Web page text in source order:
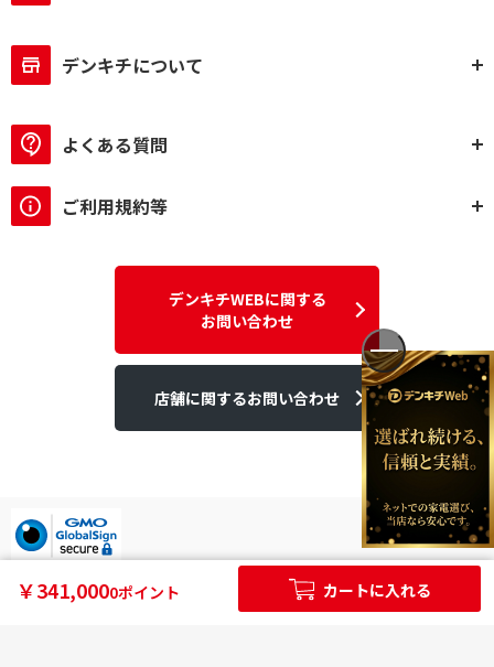
￥341,0000ポイント カートに入れる
デンキチについて
よくある質問
ご利用規約等
デンキチWEBに関する
お問い合わせ
店舗に関するお問い合わせ
デンキチはGMOグローバルサイン発行のSSL電子証明書を使用して
います。
個人情報やご購入情報はSSL暗号化通信により保護されます。